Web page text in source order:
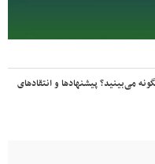
می‌بینید؟ پیشنهادها و انتقادهای